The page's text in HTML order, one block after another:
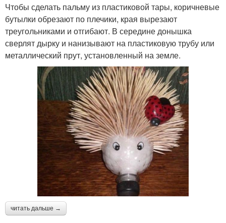
Чтобы сделать пальму из пластиковой тары, коричневые
бутылки обрезают по плечики, края вырезают
треугольниками и отгибают. В середине донышка
сверлят дырку и нанизывают на пластиковую трубу или
металлический прут, установленный на земле.
читать дальше →